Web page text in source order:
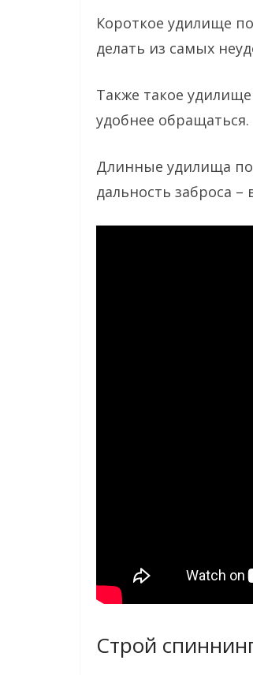
Короткое удилище
делать из самых
Также такое
удобнее обращаться.
Длинные удилища
дальность заброса
Строй